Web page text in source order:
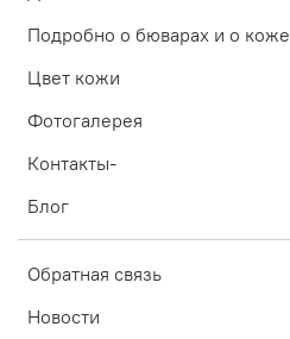
Подробно о бюварах и о коже
Цвет кожи
Фотогалерея
Контакты-
Блог
Обратная связь
Новости